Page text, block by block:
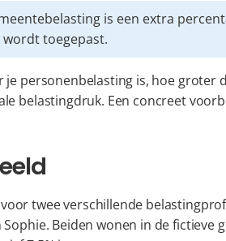
wordt toegepast.
je personenbelasting is, hoe groter
belastingdruk. Een concreet
twee verschillende
Beiden wonen in de fictieve